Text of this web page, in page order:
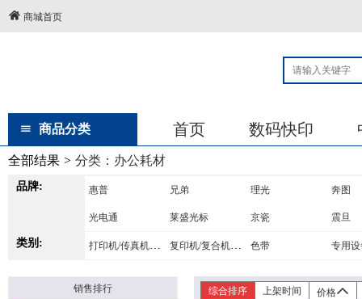
商城首页
商品分类 首页 数码快印
全部结果 > 分类： 办公耗材
品牌: 惠普 兄弟 理光 奔图
光电通 莱盛光标 京瓷 震旦
得力 莱盛 天威 格之格
类别: 打印机/传真机耗材 复印机/复合机耗材 色带 专用
销售排行 综合排序 上架时间 价格